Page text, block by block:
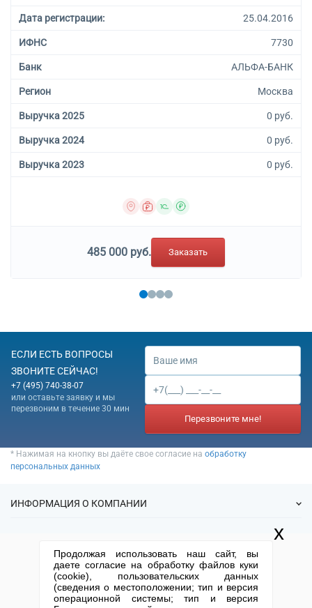
Дата регистрации: 25.04.2016
ИФНС 7730
Банк АЛЬФА-БАНК
Регион Москва
Выручка 2025 0 руб.
Выручка 2024 0 руб.
Выручка 2023 0 руб.
485 000 руб. Заказать
ЕСЛИ ЕСТЬ ВОПРОСЫ
ЗВОНИТЕ СЕЙЧАС!
+7 (495) 740-38-07
или оставьте заявку и мы
перезвоним в течение 30 мин
Перезвоните мне!
* Нажимая на кнопку вы даёте свое согласие на обработку
персональных данных
ИНФОРМАЦИЯ О КОМПАНИИ
Спецпредложения
Готовые фирмы
Продажа фирм
КОНТАКТНАЯ ИНФОРМАЦИЯ
+7 (495) 740-38-07 mail@1-urist.ru
Продолжая использовать наш сайт, вы
даете согласие на обработку файлов куки
(cookie), пользовательских данных
(сведения о местоположении; тип и версия
операционной системы; тип и версия
x